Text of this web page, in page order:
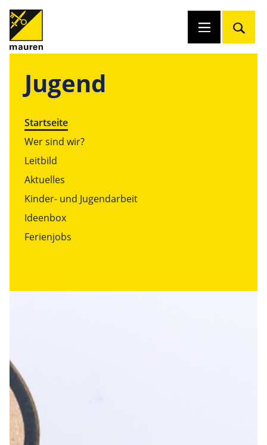
Jugend
Startseite
Wer sind wir?
Leitbild
Aktuelles
Kinder- und Jugendarbeit
Ideenbox
Ferienjobs